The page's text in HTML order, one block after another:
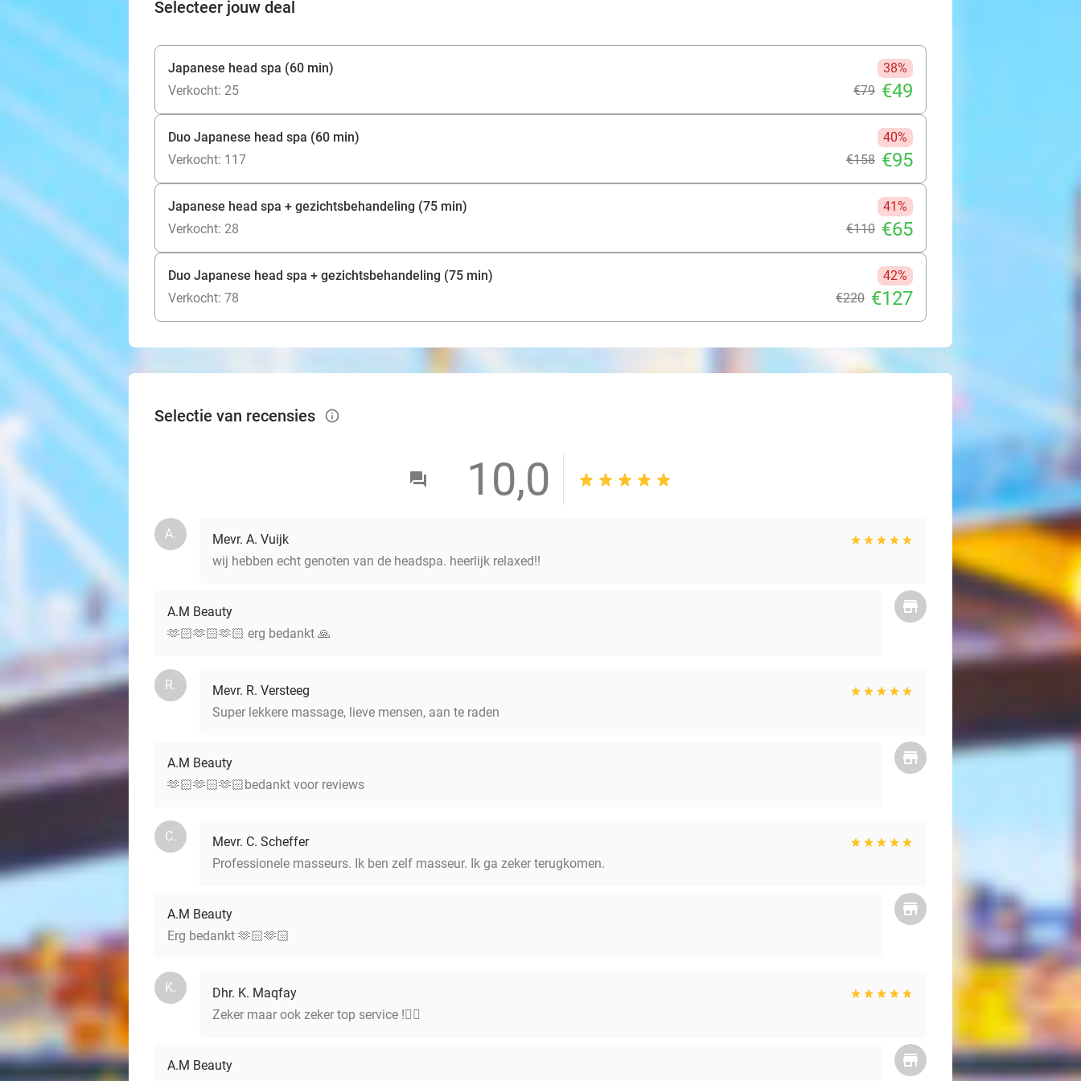
Selecteer jouw deal
Japanese head spa (60 min)
38%
Verkocht: 25
€79 €49
Duo Japanese head spa (60 min)
40%
Verkocht: 117
€158 €95
Japanese head spa + gezichtsbehandeling (75 min)
41%
Verkocht: 28
€110 €65
Duo Japanese head spa + gezichtsbehandeling (75 min)
42%
Verkocht: 78
€220 €127
Selectie van recensies info_outlined
10,0
A.
Mevr. A. Vuijk
wij hebben echt genoten van de headspa. heerlijk relaxed!!
A.M Beauty
🫶🏻🫶🏻🫶🏻 erg bedankt 🙏
R.
Mevr. R. Versteeg
Super lekkere massage, lieve mensen, aan te raden
A.M Beauty
🫶🏻🫶🏻🫶🏻bedankt voor reviews
C.
Mevr. C. Scheffer
Professionele masseurs. Ik ben zelf masseur. Ik ga zeker terugkomen.
A.M Beauty
Erg bedankt 🫶🏻🫶🏻
K.
Dhr. K. Maqfay
Zeker maar ook zeker top service !👍🏽
A.M Beauty